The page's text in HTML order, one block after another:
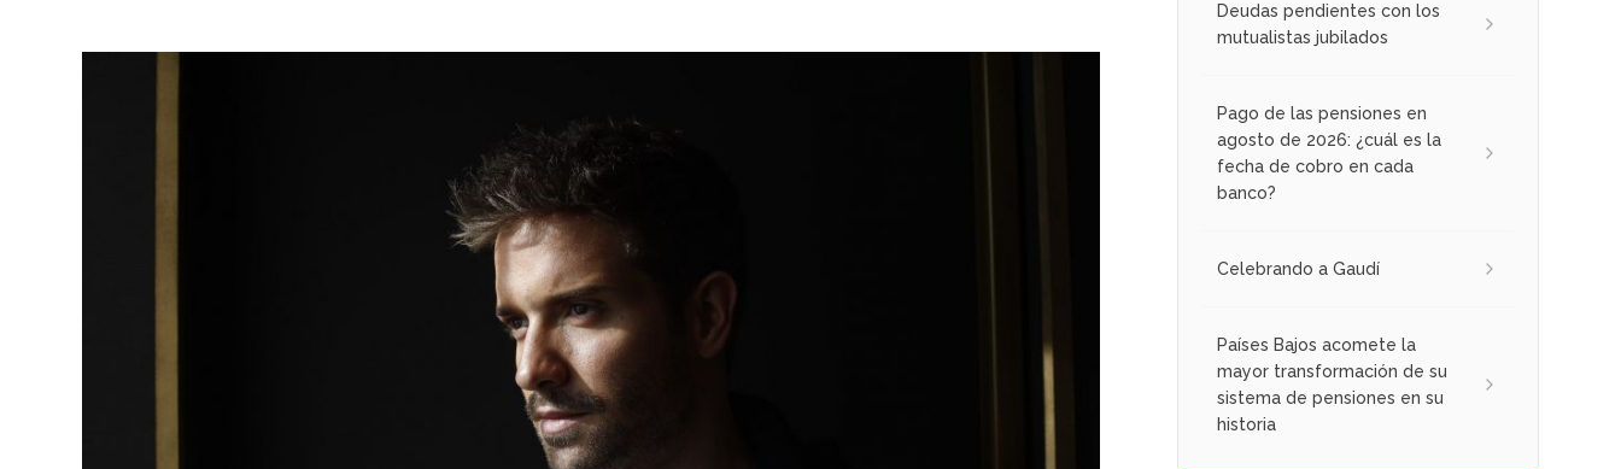
Deudas pendientes con los
mutualistas jubilados
Pago de las pensiones en
agosto de 2026: ¿cuál es la
fecha de cobro en cada
banco?
Celebrando a Gaudí
Países Bajos acomete la
mayor transformación de su
sistema de pensiones en su
historia